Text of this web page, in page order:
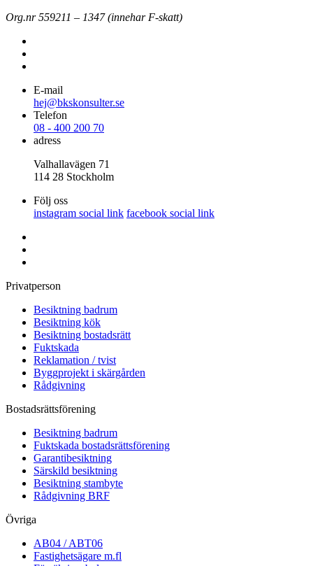
Org.nr 559211 – 1347 (innehar F-skatt)
E-mail
hej@bkskonsulter.se
Telefon
08 - 400 200 70
adress
Valhallavägen 71
114 28 Stockholm
Följ oss
instagram social link facebook social link
Privatperson
Besiktning badrum
Besiktning kök
Besiktning bostadsrätt
Fuktskada
Reklamation / tvist
Byggprojekt i skärgården
Rådgivning
Bostadsrättsförening
Besiktning badrum
Fuktskada bostadsrättsförening
Garantibesiktning
Särskild besiktning
Besiktning stambyte
Rådgivning BRF
Övriga
AB04 / ABT06
Fastighetsägare m.fl